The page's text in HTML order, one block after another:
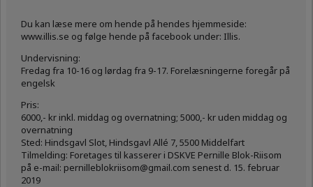
Du kan læse mere om hende på hendes hjemmeside:
www.illis.se og følge hende på facebook under: Illis.
Undervisning:
Fredag fra 10-16 og lørdag fra 9-17. Forelæsningerne foregår på
engelsk
Pris:
6000,- kr inkl. middag og overnatning; 5000,- kr uden middag og
overnatning
Sted: Hindsgavl Slot, Hindsgavl Allé 7, 5500 Middelfart
Tilmelding: Foretages til kasserer i DSKVE Pernille Blok-Riisom
på e-mail: pernilleblokriisom@gmail.com senest d. 15. februar
2019